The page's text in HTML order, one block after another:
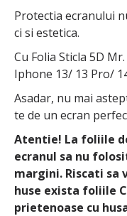
Protectia ecranului
ci si estetica.
Cu Folia Sticla 5D
Iphone 13/ 13 Pro/
Asadar, nu mai
te de un ecran
Atentie! La foliile
ecranul sa nu
margini. Riscati sa
huse exista foliile
prietenoase cu